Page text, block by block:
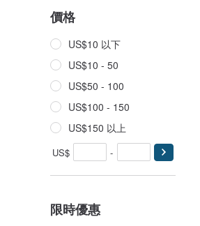
價格
US$10 以下
US$10 - 50
US$50 - 100
US$100 - 150
US$150 以上
US$ -
限時優惠